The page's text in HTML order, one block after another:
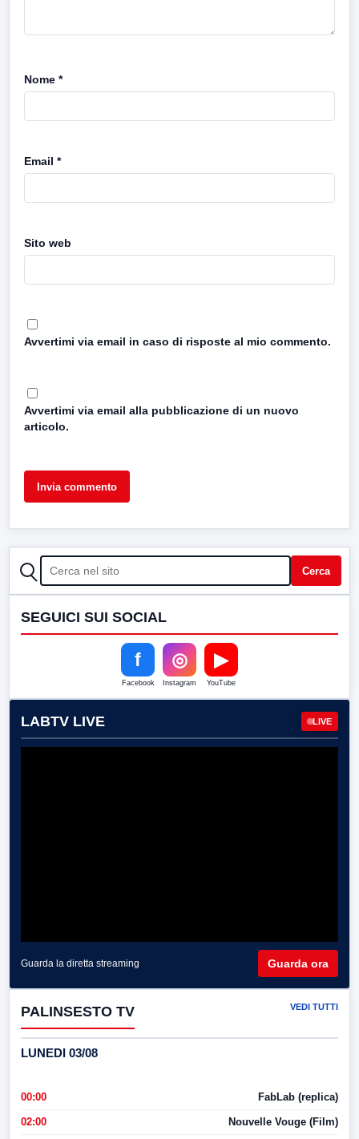
Nome *
Email *
Sito web
Avvertimi via email in caso di risposte al mio commento.
Avvertimi via email alla pubblicazione di un nuovo
articolo.
CERCA Cerca
SEGUICI SUI SOCIAL
f
Facebook
◎
Instagram
▶
YouTube
LABTV LIVE LIVE
Guarda la diretta streaming Guarda ora
PALINSESTO TV VEDI TUTTI
LUNEDI 03/08
00:00 FabLab (replica)
02:00 Nouvelle Vouge (Film)